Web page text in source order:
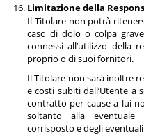
Limitazione della
Il Titolare non potrà
caso di dolo o colpa
connessi all’utilizzo
proprio o di suoi fornitori.
Il Titolare non sarà inoltre
e costi subiti dall’Utente a
contratto per cause a lui
soltanto alla eventuale
corrisposto e degli